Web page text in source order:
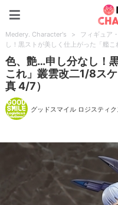
Medery. Character's > フィギュア
し！黒ストが美しく仕上がった「艦
色、艶…申し分なし！
これ」叢雲改二1/8ス
真 4/7）
グッドスマイル ロジスティ